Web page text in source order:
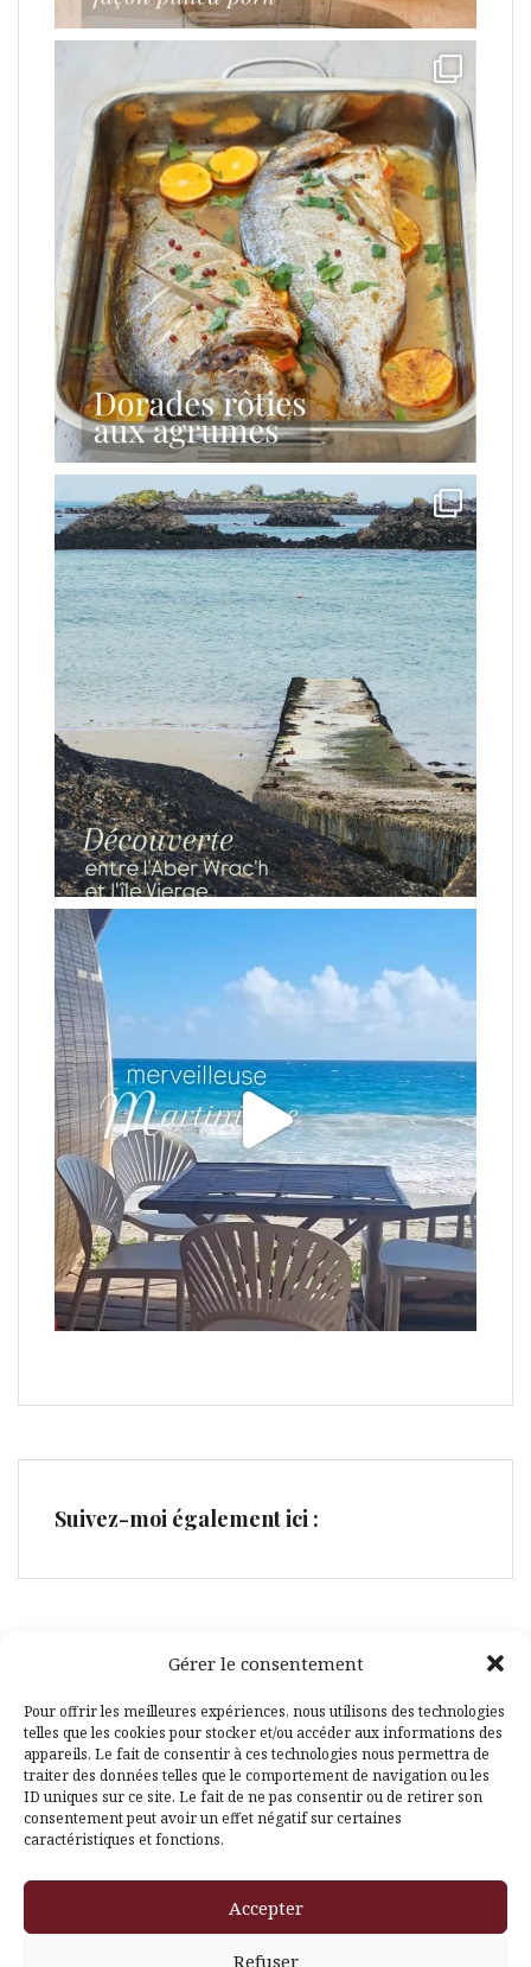
Gérer le consentement
Pour offrir les meilleures expériences, nous utilisons des technologies
telles que les cookies pour stocker et/ou accéder aux informations des
appareils. Le fait de consentir à ces technologies nous permettra de
traiter des données telles que le comportement de navigation ou les
ID uniques sur ce site. Le fait de ne pas consentir ou de retirer son
consentement peut avoir un effet négatif sur certaines
caractéristiques et fonctions.
Accepter
Refuser
Suivez-moi également ici :
Facebook
Pinterest
Themeisle